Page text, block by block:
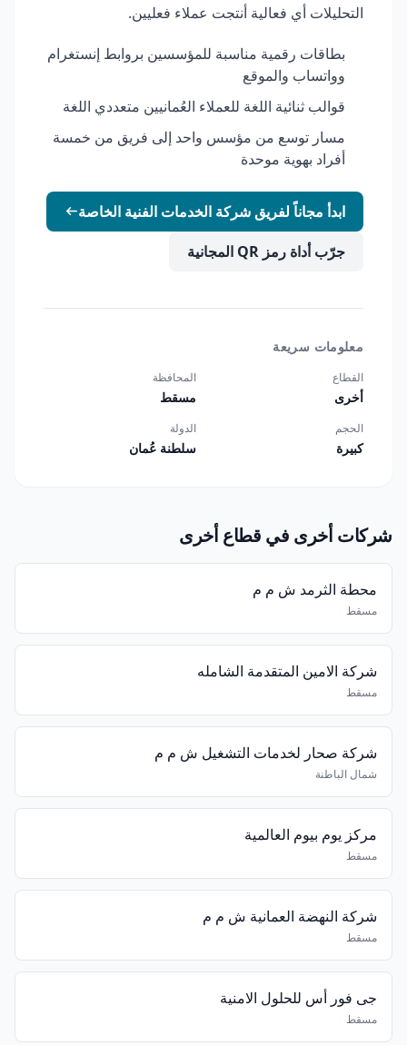
التحليلات أي فعالية أنتجت عملاء فعليين.
بطاقات رقمية مناسبة للمؤسسين بروابط إنستغرام
وواتساب والموقع
قوالب ثنائية اللغة للعملاء العُمانيين متعددي اللغة
مسار توسع من مؤسس واحد إلى فريق من خمسة
أفراد بهوية موحدة
ابدأ مجاناً لفريق شركة الخدمات الفنية الخاصة
جرّب أداة رمز QR المجانية
معلومات سريعة
القطاع
أخرى
المحافظة
مسقط
الحجم
كبيرة
الدولة
سلطنة عُمان
شركات أخرى في قطاع أخرى
محطة الثرمد ش م م
مسقط
شركة الامين المتقدمة الشامله
مسقط
شركة صحار لخدمات التشغيل ش م م
شمال الباطنة
مركز يوم بيوم العالمية
مسقط
شركة النهضة العمانية ش م م
مسقط
جى فور أس للحلول الامنية
مسقط